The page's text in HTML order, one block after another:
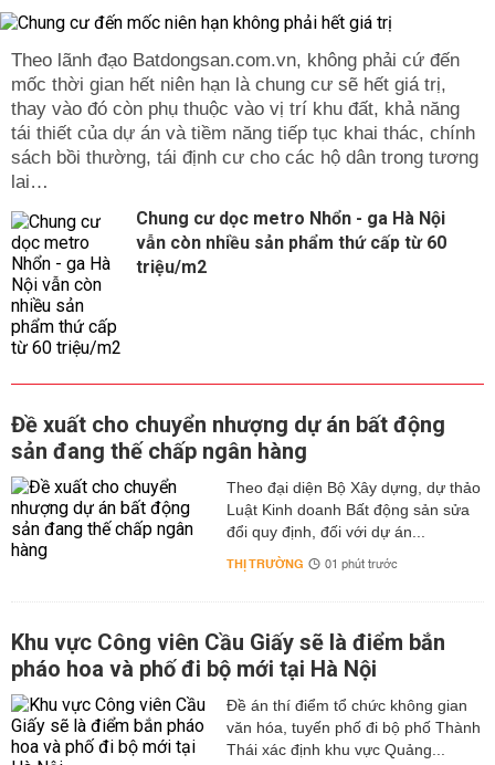
Theo lãnh đạo Batdongsan.com.vn, không phải cứ đến
mốc thời gian hết niên hạn là chung cư sẽ hết giá trị,
thay vào đó còn phụ thuộc vào vị trí khu đất, khả năng
tái thiết của dự án và tiềm năng tiếp tục khai thác, chính
sách bồi thường, tái định cư cho các hộ dân trong tương
lai…
Chung cư dọc metro Nhổn - ga Hà Nội
vẫn còn nhiều sản phẩm thứ cấp từ 60
triệu/m2
Đề xuất cho chuyển nhượng dự án bất động
sản đang thế chấp ngân hàng
Theo đại diện Bộ Xây dựng, dự thảo
Luật Kinh doanh Bất động sản sửa
đổi quy định, đối với dự án...
THỊ TRƯỜNG 01 phút trước
Khu vực Công viên Cầu Giấy sẽ là điểm bắn
pháo hoa và phố đi bộ mới tại Hà Nội
Đề án thí điểm tổ chức không gian
văn hóa, tuyến phố đi bộ phố Thành
Thái xác định khu vực Quảng...